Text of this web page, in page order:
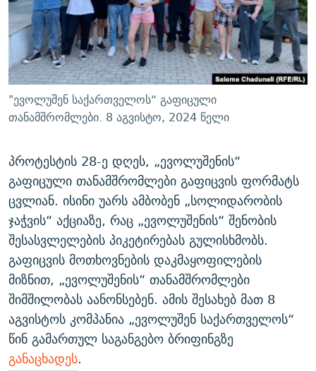
ᲛᲝᲚᲐᲞᲐᲠᲐᲙᲔ ᲢᲔᲥᲡᲢᲔᲑᲘ
ᲨᲘᲜ - ᲣᲪᲮᲝᲔᲗᲨᲘ
ᲚᲘᲢᲔᲠᲐᲢᲣᲠᲣᲚᲘ ᲬᲐᲮᲜᲐᲒᲔᲑᲘ
ᲐᲛᲔᲠᲘᲙᲣᲚᲘ ᲛᲝᲗᲮᲠᲝᲑᲐ
ᲘᲛᲞᲔᲠᲘᲐ ᲓᲐ ᲠᲐᲓᲘᲝ
ᲩᲔᲛᲘ ᲡᲘᲙᲕᲓᲘᲚᲘᲡ ᲛᲘᲖᲔᲖᲘᲐ COVID-19
11 ᲬᲔᲚᲘ - 11 ᲐᲛᲑᲐᲕᲘ
ᲡᲐᲞᲐᲠᲚᲐᲛᲔᲜᲢᲝ ᲐᲠᲩᲔᲕᲜᲔᲑᲘᲡ ᲘᲡᲢᲝᲠᲘᲐ
ᲑᲐᲕᲨᲕᲔᲑᲘ ᲞᲠᲝᲡᲢᲘᲢᲣᲪᲘᲐᲨᲘ - ᲐᲛᲝᲣᲗᲥᲛᲔᲚᲘ ᲐᲛᲑᲐᲕᲘ
5 ᲐᲛᲑᲐᲕᲘ - 20 ᲘᲕᲜᲘᲡᲡ ᲓᲐᲨᲐᲕᲔᲑᲣᲚᲔᲑᲘ
ПРИВЕТ ᲙᲣᲚᲢᲣᲠᲐ
ᲒᲐᲛᲝᲘᲬᲔᲠᲔ
რთე/რთ-ის ყველა საიტი
"ევოლუშენ საქართველოს“ გაფიცული
თანამშრომლები. 8 აგვისტო, 2024 წელი
პროტესტის 28-ე დღეს, „ევოლუშენის“
გაფიცული თანამშრომლები გაფიცვის ფორმატს
ცვლიან. ისინი უარს ამბობენ „სოლიდარობის
ჯაჭვის“ აქციაზე, რაც „ევოლუშენის“ შენობის
შესასვლელების პიკეტირებას გულისხმობს.
გაფიცვის მოთხოვნების დაკმაყოფილების
მიზნით, „ევოლუშენის“ თანამშრომლები
შიმშილობას აანონსებენ. ამის შესახებ მათ 8
აგვისტოს კომპანია „ევოლუშენ საქართველოს“
წინ გამართულ საგანგებო ბრიფინგზე
განაცხადეს.